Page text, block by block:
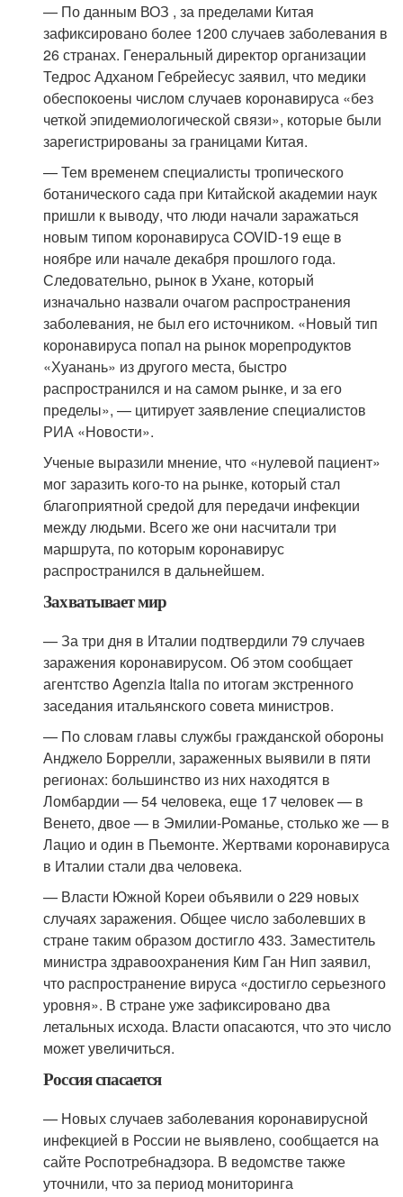
— По данным ВОЗ , за пределами Китая
зафиксировано более 1200 случаев заболевания в
26 странах. Генеральный директор организации
Тедрос Адханом Гебрейесус заявил, что медики
обеспокоены числом случаев коронавируса «без
четкой эпидемиологической связи», которые были
зарегистрированы за границами Китая.
— Тем временем специалисты тропического
ботанического сада при Китайской академии наук
пришли к выводу, что люди начали заражаться
новым типом коронавируса COVID-19 еще в
ноябре или начале декабря прошлого года.
Следовательно, рынок в Ухане, который
изначально назвали очагом распространения
заболевания, не был его источником. «Новый тип
коронавируса попал на рынок морепродуктов
«Хуанань» из другого места, быстро
распространился и на самом рынке, и за его
пределы», — цитирует заявление специалистов
РИА «Новости».
Ученые выразили мнение, что «нулевой пациент»
мог заразить кого-то на рынке, который стал
благоприятной средой для передачи инфекции
между людьми. Всего же они насчитали три
маршрута, по которым коронавирус
распространился в дальнейшем.
Захватывает мир
— За три дня в Италии подтвердили 79 случаев
заражения коронавирусом. Об этом сообщает
агентство Agenzia Italia по итогам экстренного
заседания итальянского совета министров.
— По словам главы службы гражданской обороны
Анджело Боррелли, зараженных выявили в пяти
регионах: большинство из них находятся в
Ломбардии — 54 человека, еще 17 человек — в
Венето, двое — в Эмилии-Романье, столько же — в
Лацио и один в Пьемонте. Жертвами коронавируса
в Италии стали два человека.
— Власти Южной Кореи объявили о 229 новых
случаях заражения. Общее число заболевших в
стране таким образом достигло 433. Заместитель
министра здравоохранения Ким Ган Нип заявил,
что распространение вируса «достигло серьезного
уровня». В стране уже зафиксировано два
летальных исхода. Власти опасаются, что это число
может увеличиться.
Россия спасается
— Новых случаев заболевания коронавирусной
инфекцией в России не выявлено, сообщается на
сайте Роспотребнадзора. В ведомстве также
уточнили, что за период мониторинга